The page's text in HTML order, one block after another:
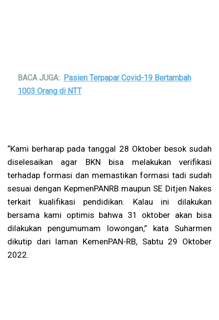
BACA JUGA: Pasien Terpapar Covid-19 Bertambah
1003 Orang di NTT
“Kami berharap pada tanggal 28 Oktober besok sudah
diselesaikan agar BKN bisa melakukan verifikasi
terhadap formasi dan memastikan formasi tadi sudah
sesuai dengan KepmenPANRB maupun SE Ditjen Nakes
terkait kualifikasi pendidikan. Kalau ini dilakukan
bersama kami optimis bahwa 31 oktober akan bisa
dilakukan pengumumam lowongan,” kata Suharmen
dikutip dari laman KemenPAN-RB, Sabtu 29 Oktober
2022.